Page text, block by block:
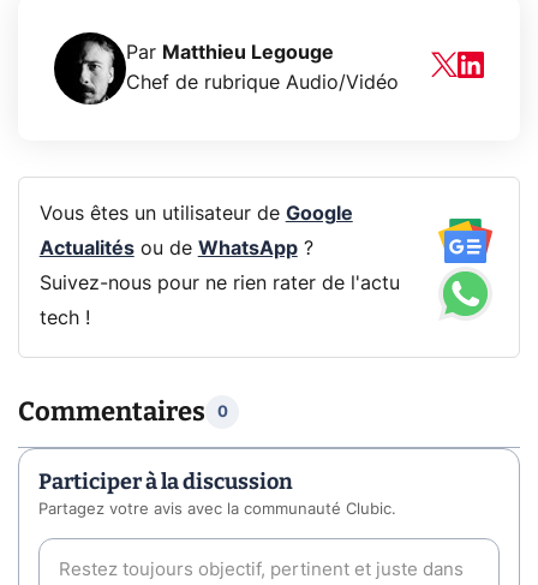
Par Matthieu Legouge
Chef de rubrique Audio/Vidéo
Vous êtes un utilisateur de Google
Actualitésou de WhatsApp?
Suivez-nous pour ne rien rater de l'actu
tech !
Commentaires 0
Participer à la discussion
Partagez votre avis avec la communauté Clubic.